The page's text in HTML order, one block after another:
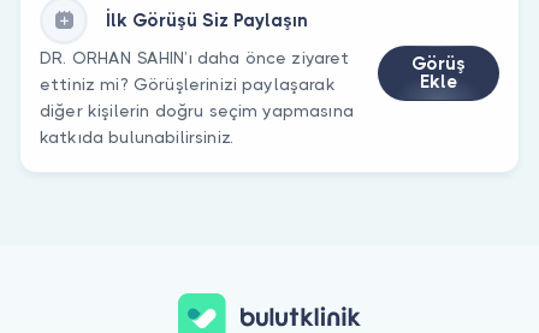
İlk Görüşü Siz Paylaşın
DR. ORHAN SAHIN’ı daha önce ziyaret
ettiniz mi? Görüşlerinizi paylaşarak
diğer kişilerin doğru seçim yapmasına
katkıda bulunabilirsiniz.
Görüş
Ekle